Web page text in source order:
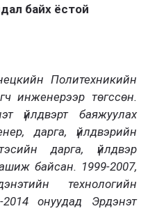
байх ёстой
Политехникийн
инженерээр төгссөн.
үйлдвэрт баяжуулах
дарга, үйлдвэрийн
дарга, үйлдвэр
байсан. 1999-2007,
технологийн
2014 онуудад Эрдэнэт